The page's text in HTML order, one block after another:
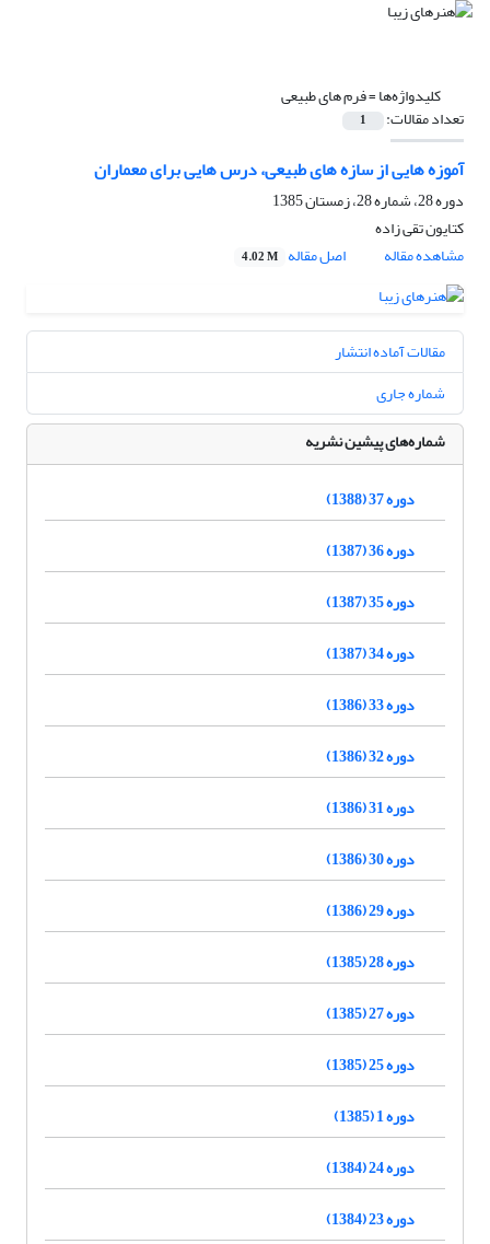
کلیدواژه‌ها =فرم های طبیعی
تعداد مقالات: 1
آموزه هایی از سازه های طبیعی، درس هایی برای معماران
دوره 28، شماره 28، زمستان 1385
کتایون تقی زاده
مشاهده مقاله
اصل مقاله 4.02 M
مقالات آماده انتشار
شماره جاری
شماره‌های پیشین نشریه
دوره 37 (1388)
دوره 36 (1387)
دوره 35 (1387)
دوره 34 (1387)
دوره 33 (1386)
دوره 32 (1386)
دوره 31 (1386)
دوره 30 (1386)
دوره 29 (1386)
دوره 28 (1385)
دوره 27 (1385)
دوره 25 (1385)
دوره 1 (1385)
دوره 24 (1384)
دوره 23 (1384)